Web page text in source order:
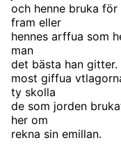
och henne bruka
fram eller
hennes arffua som
man
det bästa han
most giffua
ty skolla
de som jorden
her om
rekna sin emillan.